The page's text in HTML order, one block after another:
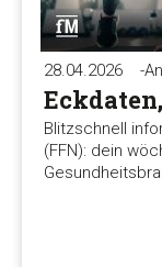
28.04.2026 -
Blitzschnell
(FFN): dein